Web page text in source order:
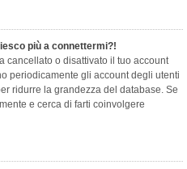
più a connettermi?!
cancellato o disattivato il tuo account
periodicamente gli account degli utenti
ridurre la grandezza del database. Se
e cerca di farti coinvolgere